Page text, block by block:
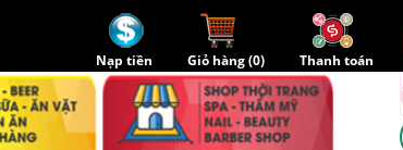
Nạp tiền Giỏ hàng (0) Thanh toán